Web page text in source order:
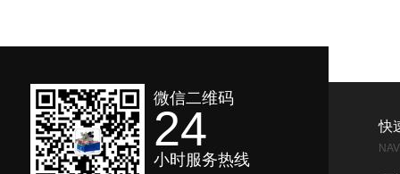
微信二维码
24
小时服务热线
快